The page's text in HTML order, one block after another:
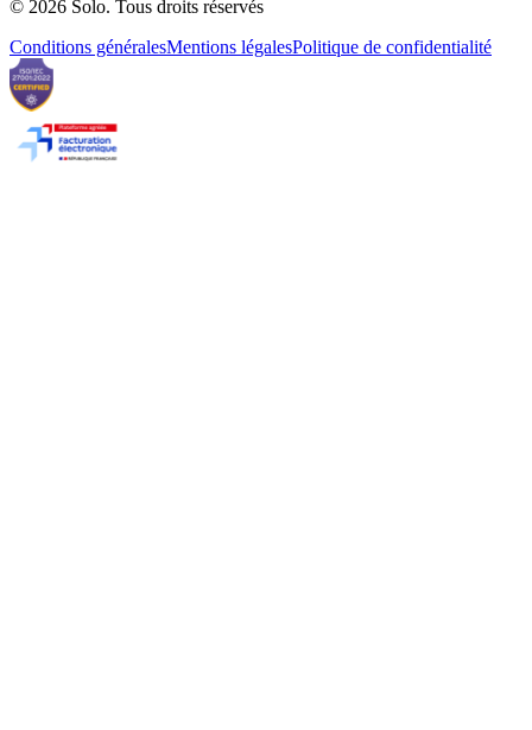
© 2026 Solo. Tous droits réservés
Conditions généralesMentions légalesPolitique de confidentialité